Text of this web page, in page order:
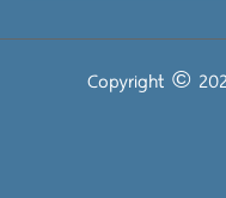
Copyright ©